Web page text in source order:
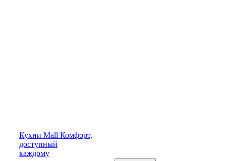
Кухни Mall Комфорт,
доступный
каждому